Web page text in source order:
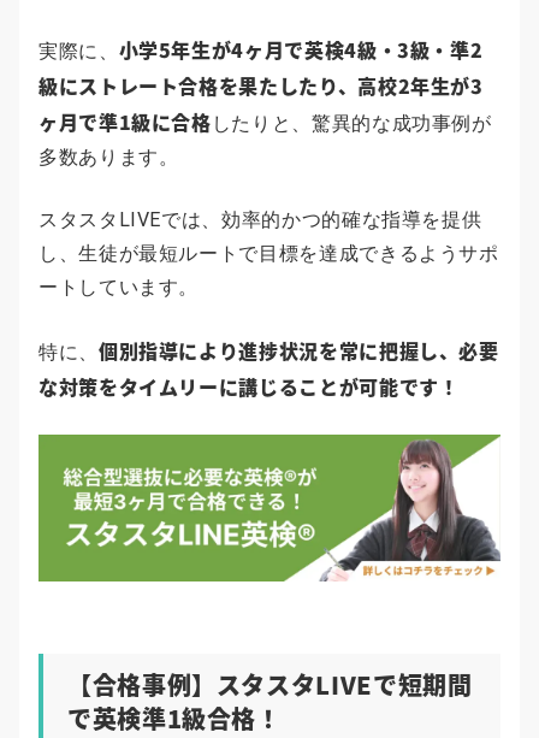
実際に、 小学5年生が4ヶ月で英検4級・3級・準2
級にストレート合格を果たしたり、高校2年生が3
ヶ月で準1級に合格 したりと、驚異的な成功事例が
多数あります。
スタスタLIVEでは、効率的かつ的確な指導を提供
し、生徒が最短ルートで目標を達成できるようサポ
ートしています。
特に、 個別指導により進捗状況を常に把握し、必要
な対策をタイムリーに講じることが可能です！
【合格事例】スタスタLIVEで短期間
で英検準1級合格！